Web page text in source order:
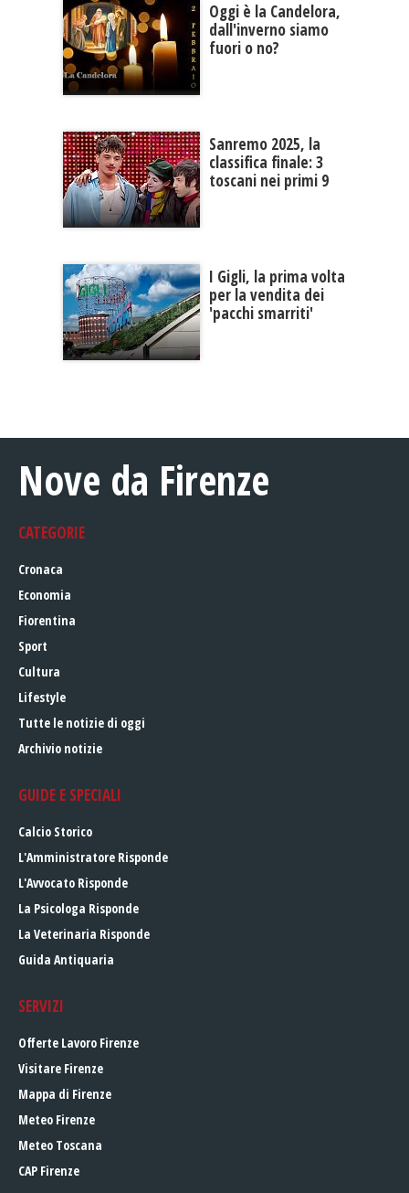
Oggi è la Candelora,
dall'inverno siamo
fuori o no?
Sanremo 2025, la
classifica finale: 3
toscani nei primi 9
I Gigli, la prima volta
per la vendita dei
'pacchi smarriti'
Nove da Firenze
CATEGORIE
Cronaca
Economia
Fiorentina
Sport
Cultura
Lifestyle
Tutte le notizie di oggi
Archivio notizie
GUIDE E SPECIALI
Calcio Storico
L'Amministratore Risponde
L'Avvocato Risponde
La Psicologa Risponde
La Veterinaria Risponde
Guida Antiquaria
SERVIZI
Offerte Lavoro Firenze
Visitare Firenze
Mappa di Firenze
Meteo Firenze
Meteo Toscana
CAP Firenze